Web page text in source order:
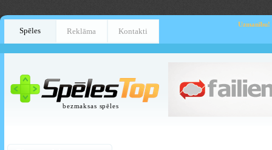
Spēles Reklāma Kontakti
Uzmanību!
bezmaksas spēles